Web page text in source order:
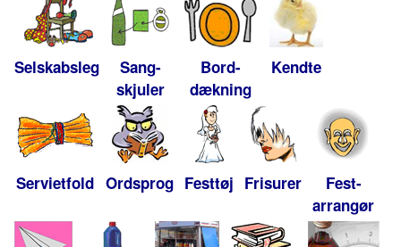
Selskabsleg
Sang-
skjuler
Bord-
dækning
Kendte
Servietfold Ordsprog Festtøj Frisurer
Fest-
arrangør